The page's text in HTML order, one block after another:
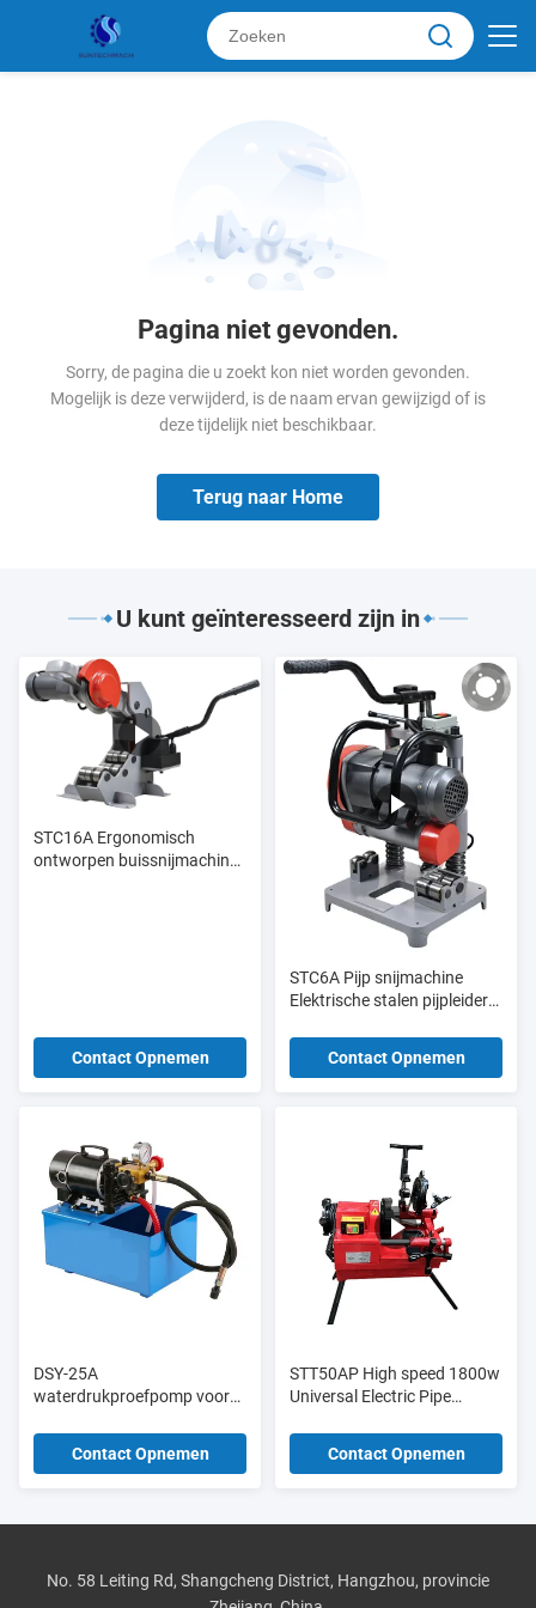
Pagina niet gevonden.
Sorry, de pagina die u zoekt kon niet worden gevonden.
Mogelijk is deze verwijderd, is de naam ervan gewijzigd of is
deze tijdelijk niet beschikbaar.
Terug naar Home
U kunt geïnteresseerd zijn in
STC16A Ergonomisch
ontworpen buissnijmachine
Contact Opnemen
STC6A Pijp snijmachine
Elektrische stalen pijpleider
Contact Opnemen
DSY-25A
waterdrukproefpomp voor
Contact Opnemen
STT50AP High speed 1800w
Universal Electric Pipe
voor pijp
Contact Opnemen
No. 58 Leiting Rd, Shangcheng District, Hangzhou, provincie